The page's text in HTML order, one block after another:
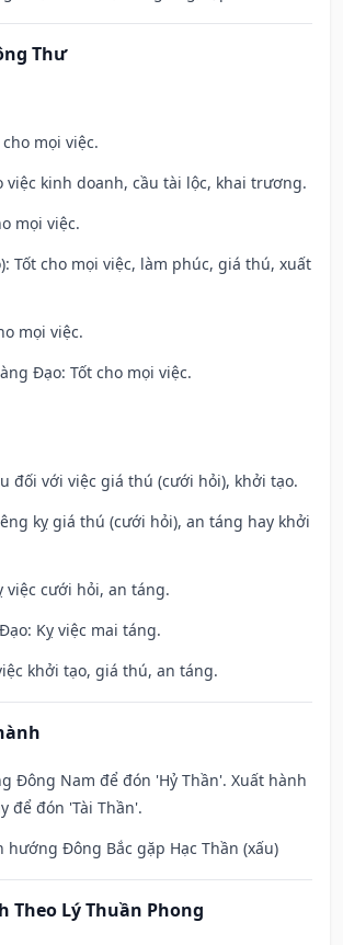
Thư
mọi việc.
việc kinh doanh, cầu tài lộc, khai trương.
mọi việc.
Tốt cho mọi việc, làm phúc, giá thú, xuất
mọi việc.
Đạo: Tốt cho mọi việc.
đối với việc giá thú (cưới hỏi), khởi tạo.
kỵ giá thú (cưới hỏi), an táng hay khởi
việc cưới hỏi, an táng.
Kỵ việc mai táng.
khởi tạo, giá thú, an táng.
Đông Nam để đón 'Hỷ Thần'. Xuất hành
để đón 'Tài Thần'.
hướng Đông Bắc gặp Hạc Thần (xấu)
Theo Lý Thuần Phong